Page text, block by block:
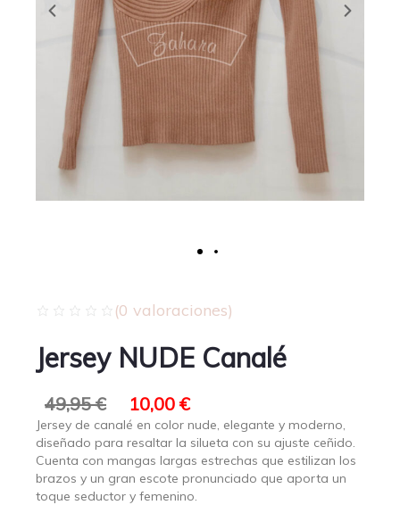
(0 valoraciones)
Jersey NUDE Canalé
49,95€ 10,00 €
Jersey de canalé en color nude, elegante y moderno,
diseñado para resaltar la silueta con su ajuste ceñido.
Cuenta con mangas largas estrechas que estilizan los
brazos y un gran escote pronunciado que aporta un
toque seductor y femenino.